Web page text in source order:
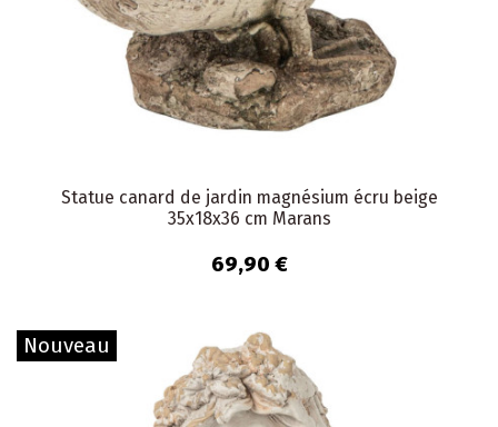
Statue canard de jardin magnésium écru beige
35x18x36 cm Marans
69,90 €
Nouveau